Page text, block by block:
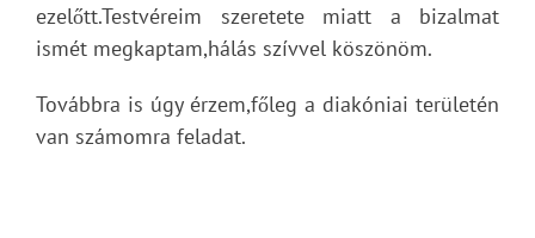
ezelőtt.Testvéreim szeretete miatt a bizalmat
ismét megkaptam,hálás szívvel köszönöm.
Továbbra is úgy érzem,főleg a diakóniai területén
van számomra feladat.